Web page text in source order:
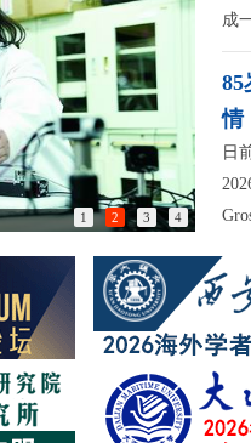
以匠
1 2 3 4
成
85
情
日